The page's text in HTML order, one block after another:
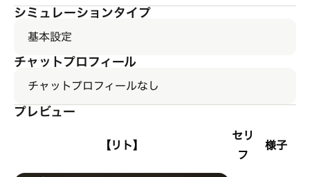
シミュレーションタイプ
基本設定
チャットプロフィール
チャットプロフィールなし
プレビュー
【リト】
セリ
フ
様子